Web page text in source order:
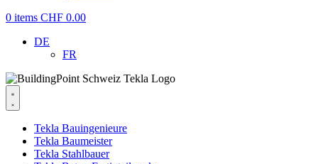
0 items CHF 0.00
DE
FR
Tekla Bauingenieure
Tekla Baumeister
Tekla Stahlbauer